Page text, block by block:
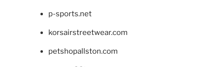
p-sports.net
korsairstreetwear.com
petshopallston.com